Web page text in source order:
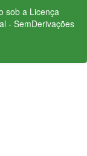
sob a Licença
- SemDerivações